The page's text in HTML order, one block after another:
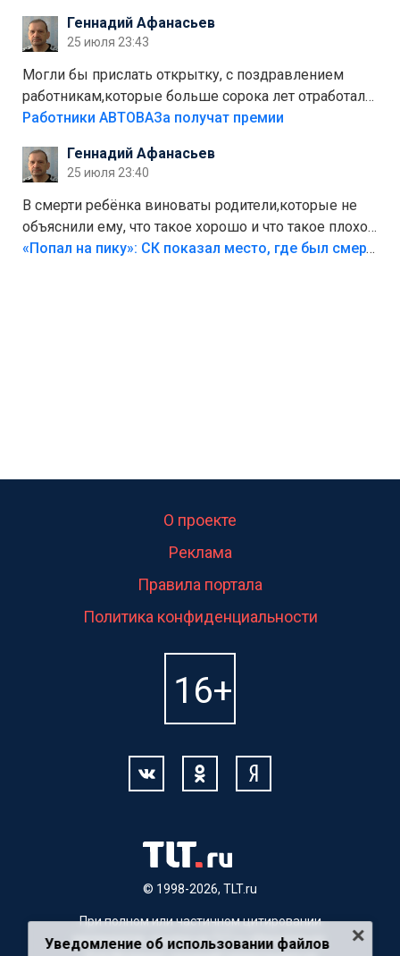
Штрафы мизерные.
Геннадий Афанасьев
25 июля 23:43
Могли бы прислать открытку, с поздравлением
работникам,которые больше сорока лет отработали
на предприятии.
Работники АВТОВАЗа получат премии
Геннадий Афанасьев
25 июля 23:40
В смерти ребёнка виноваты родители,которые не
объяснили ему, что такое хорошо и что такое плохо!
Лезть через такой забор,верх безумия,есть же
«Попал на пику»: СК показал место, где был смертельно травмирован ребенок в Тольятти
© 1998-2026, TLT.ru
О проекте
Реклама
Правила портала
Политика конфиденциальности
При полном или частичном цитировании
материалов, ссылка на TLT.ru обязательна.
Уведомление об использовании файлов